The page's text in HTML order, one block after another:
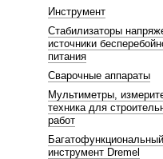
Инструмент
Стабилизаторы
источники
питания
Сварочные аппараты
Мультиметры,
техника для
работ
Багатофункциональный
инструмент Dremel